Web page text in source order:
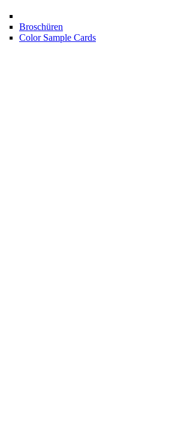
Broschüren
Color Sample Cards